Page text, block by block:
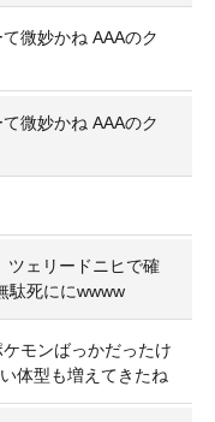
微妙かね AAAのク
微妙かね AAAのク
ツェリードニヒで確
駄死ににwwww
モンばっかだったけ
体型も増えてきたね